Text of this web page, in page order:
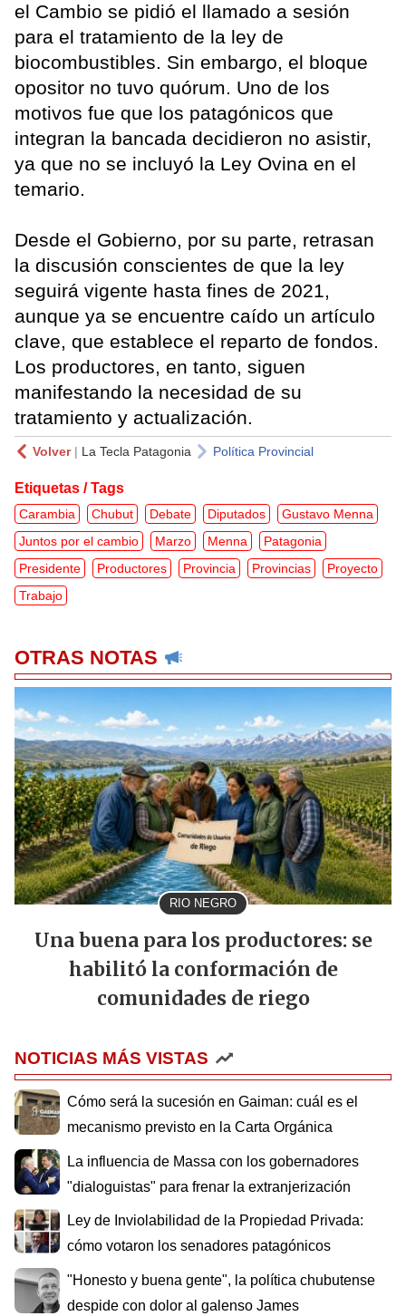
el Cambio se pidió el llamado a sesión
para el tratamiento de la ley de
biocombustibles. Sin embargo, el bloque
opositor no tuvo quórum. Uno de los
motivos fue que los patagónicos que
integran la bancada decidieron no asistir,
ya que no se incluyó la Ley Ovina en el
temario.
Desde el Gobierno, por su parte, retrasan
la discusión conscientes de que la ley
seguirá vigente hasta fines de 2021,
aunque ya se encuentre caído un artículo
clave, que establece el reparto de fondos.
Los productores, en tanto, siguen
manifestando la necesidad de su
tratamiento y actualización.
Volver| La Tecla Patagonia Política Provincial
Etiquetas / Tags
Carambia Chubut Debate Diputados
Gustavo Menna
Juntos por el cambio
Marzo Menna
Patagonia
Presidente
Productores Provincia Provincias
Proyecto
Trabajo
OTRAS NOTAS
RIO NEGRO
Una buena para los productores: se
habilitó la conformación de
comunidades de riego
NOTICIAS MÁS VISTAS
Cómo será la sucesión en Gaiman: cuál es el
mecanismo previsto en la Carta Orgánica
La influencia de Massa con los gobernadores
"dialoguistas" para frenar la extranjerización
Ley de Inviolabilidad de la Propiedad Privada:
cómo votaron los senadores patagónicos
"Honesto y buena gente", la política chubutense
despide con dolor al galenso James